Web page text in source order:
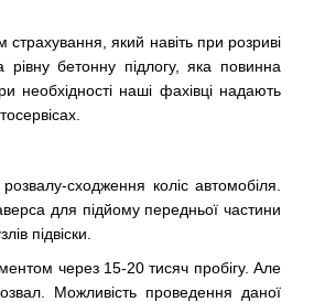
який навіть при розриві
рівну бетонну підлогу, яка повинна
необхідності наші фахівці надають
сходження коліс автомобіля.
для підйому передньої частини
підвіски.
через 15-20 тисяч пробігу. Але
Можливість проведення даної